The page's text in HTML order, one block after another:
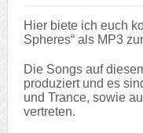
Hier biete ich euch
Spheres“ als MP3
Die Songs auf
produziert und es
und Trance, sowie
vertreten.